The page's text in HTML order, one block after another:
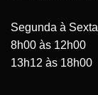
Segunda à Sexta
8h00 às 12h00
13h12 às 18h00